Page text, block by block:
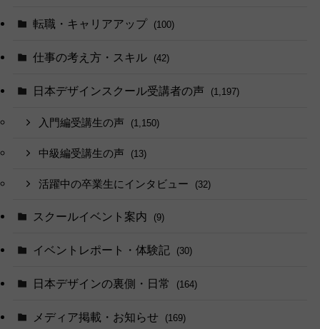
転職・キャリアアップ (100)
仕事の考え方・スキル (42)
日本デザインスクール受講者の声 (1,197)
入門編受講生の声 (1,150)
中級編受講生の声 (13)
活躍中の卒業生にインタビュー (32)
スクールイベント案内 (9)
イベントレポート・体験記 (30)
日本デザインの裏側・日常 (164)
メディア掲載・お知らせ (169)